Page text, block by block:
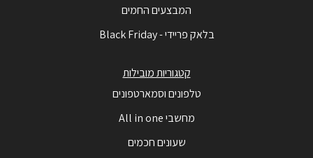
המבצעים החמים
בלאק פריידי - Black Friday
קטגוריות מובילות
טלפונים וסמארטפונים
מחשבי All in one
שעונים חכמים